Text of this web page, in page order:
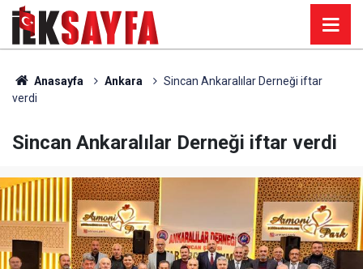
Anasayfa Ankara
Sincan Ankaralılar Derneği iftar
verdi
Sincan Ankaralılar Derneği iftar verdi